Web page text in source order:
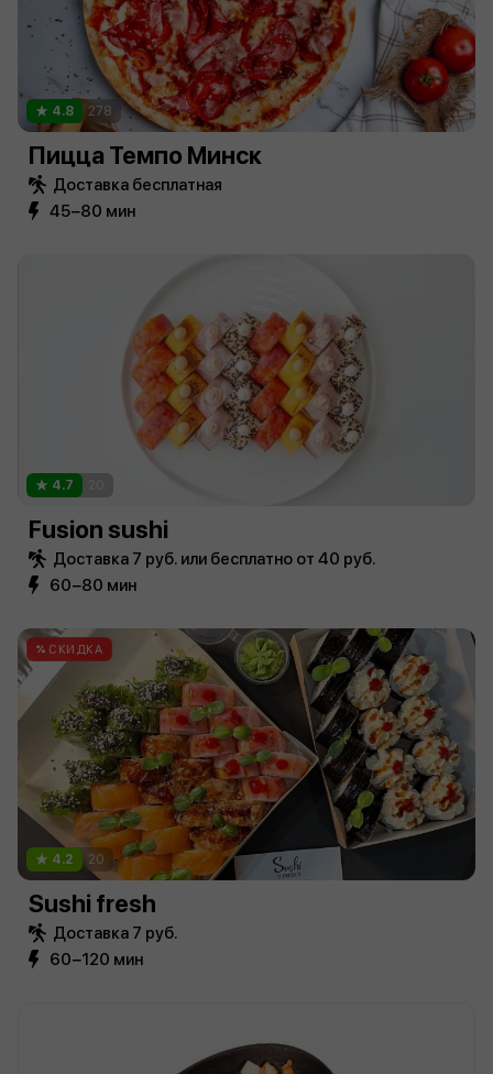
4.8 278
Пицца Темпо Минск
Доставка бесплатная
45−80 мин
4.7
Fusion sushi
Доставка 7 руб. или бесплатно от 40 руб.
60−80 мин
СКИДКА
4.2 20
Sushi fresh
Доставка 7 руб.
60−120 мин